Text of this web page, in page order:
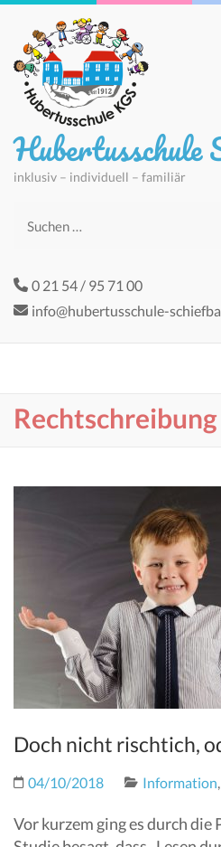
Hubertusschule
inklusiv – individuell – familiär
Suchen
0 21 54 / 95 71 00
info@hubertusschule-
Rechtschreibung
Doch nicht rischtich,
04/10/2018 Information,
Vor kurzem ging es durch die